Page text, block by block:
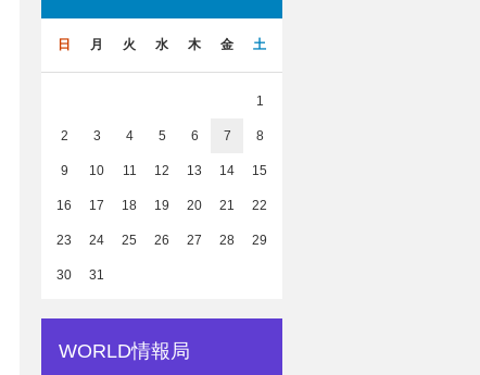
日 月 火 水 木 金 土
1
2 3 4 5 6 7 8
9 10 11 12 13 14 15
16 17 18 19 20 21 22
23 24 25 26 27 28 29
30 31
WORLD情報局